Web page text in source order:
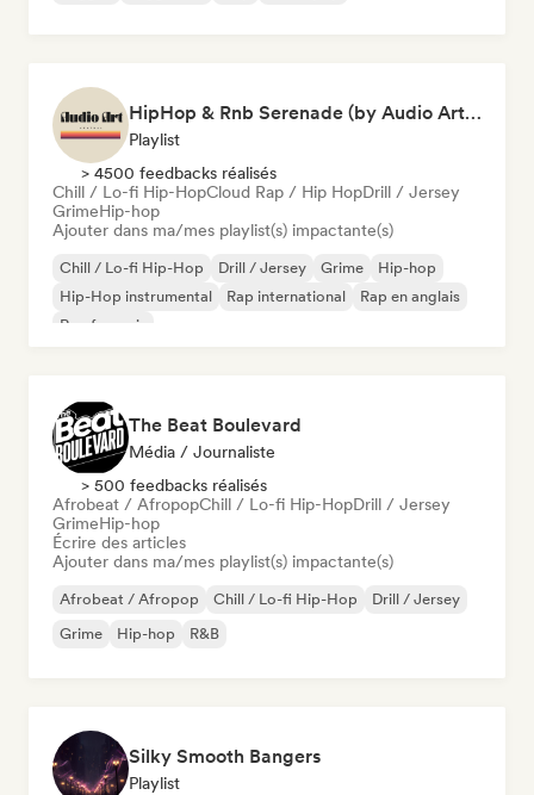
HipHop & Rnb Serenade (by Audio Art Central)
Playlist
> 4500 feedbacks réalisés
Chill / Lo-fi Hip-HopCloud Rap / Hip HopDrill / Jersey
GrimeHip-hop
Ajouter dans ma/mes playlist(s) impactante(s)
Chill / Lo-fi Hip-Hop Drill / Jersey Grime
Hip-hop
Hip-Hop instrumental
Rap international
Rap en anglais
Rap francais
The Beat Boulevard
Média / Journaliste
> 500 feedbacks réalisés
Afrobeat / AfropopChill / Lo-fi Hip-HopDrill / Jersey
GrimeHip-hop
Écrire des articles
Ajouter dans ma/mes playlist(s) impactante(s)
Afrobeat / Afropop Chill / Lo-fi Hip-Hop
Drill / Jersey
Grime
Hip-hop R&B
Silky Smooth Bangers
Playlist